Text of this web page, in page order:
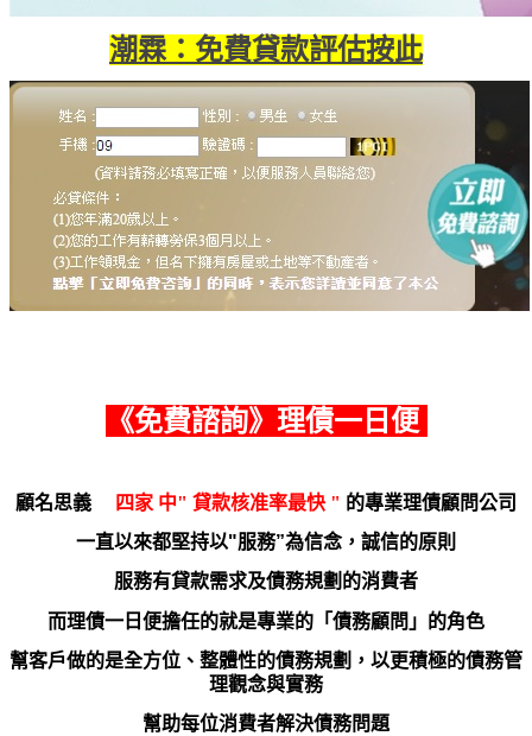
潮霖：免費貸款評估按此
《免費諮詢》理債一日便
顧名思義 四家 中" 貸款核准率最快 " 的專業理債顧問公司
一直以來都堅持以"服務”為信念，誠信的原則
服務有貸款需求及債務規劃的消費者
而理債一日便擔任的就是專業的「債務顧問」的角色
幫客戶做的是全方位、 整體性的債務規劃， 以更積極的債務管
理觀念與實務
幫助每位消費者解決債務問題